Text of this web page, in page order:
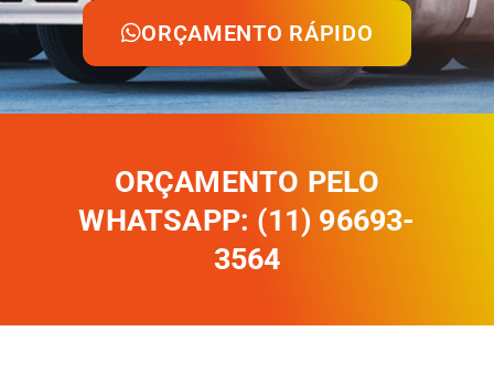
ORÇAMENTO RÁPIDO
ORÇAMENTO PELO
WHATSAPP: (11) 96693-
3564